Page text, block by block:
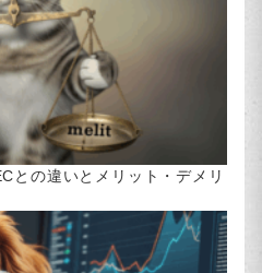
との違いとメリット・デメリ